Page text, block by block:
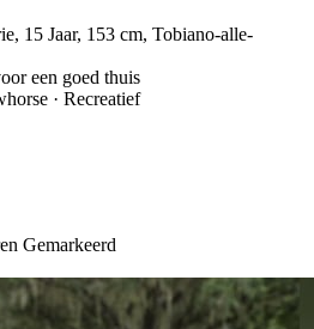
15 Jaar, 153 cm, Tobiano-alle-
een goed thuis
· Recreatief
Gemarkeerd